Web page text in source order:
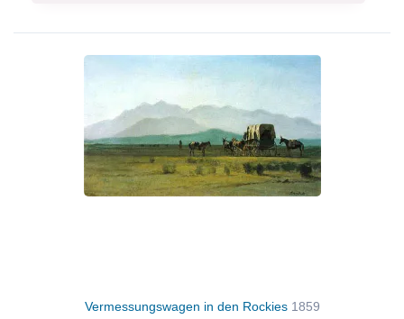
Vermessungswagen in den Rockies 1859